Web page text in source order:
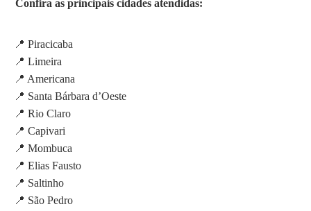
Confira as principais cidades atendidas:
📍 Piracicaba
📍 Limeira
📍 Americana
📍 Santa Bárbara d’Oeste
📍 Rio Claro
📍 Capivari
📍 Mombuca
📍 Elias Fausto
📍 Saltinho
📍 São Pedro